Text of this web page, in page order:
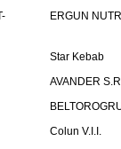
ERGUN
Star Kebab
AVANDER
Colun V.I.I.